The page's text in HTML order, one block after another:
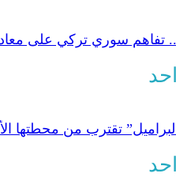
تفاهم سوري تركي على
تقترب من محطتها